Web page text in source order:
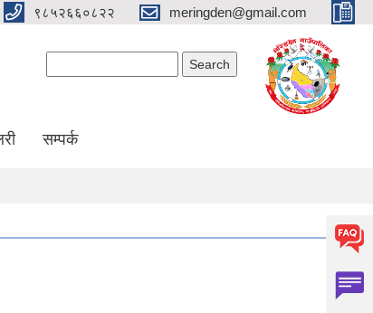
९८५२६६०८२२ meringden@gmail.com
सम्पर्क